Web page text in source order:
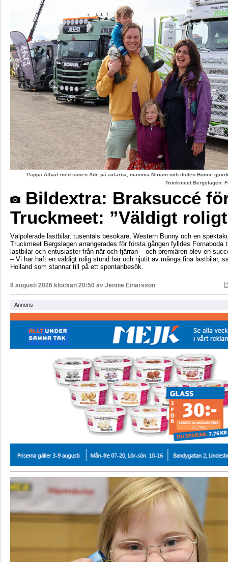
Pappa Atbart med sonen Ade på axlarna, mamma Miriam och dotten Bonne
Truckmeet Bergslagen.
Bildextra: Braksuccé
Truckmeet: ”Väldigt
Välpolerade lastbilar, tusentals besökare, Western Bunny och en
Truckmeet Bergslagen arrangerades för första gången fylldes Fornaboda
lastbilar och entusiaster från när och fjärran – och premiären blev en
– Vi har haft en väldigt rolig stund här och njutit av många fina lastbilar,
Holland som stannar till på ett spontanbesök.
8 augusti 2026 klockan 20:50 av Jennie Einarsson
Annons